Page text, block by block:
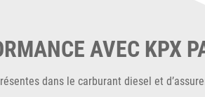
AVEC KPX
dans le carburant diesel et